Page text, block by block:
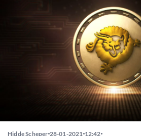
Hidde Scheper 28-01-2021 12:42